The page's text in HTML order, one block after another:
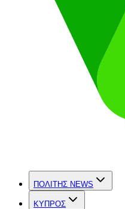
ΠΟΛΙΤΗΣ NEWS
ΚΥΠΡΟΣ